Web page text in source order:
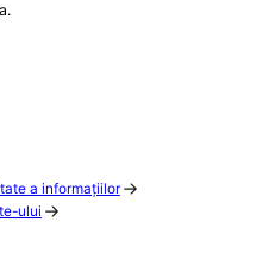
a informațiilor
ului